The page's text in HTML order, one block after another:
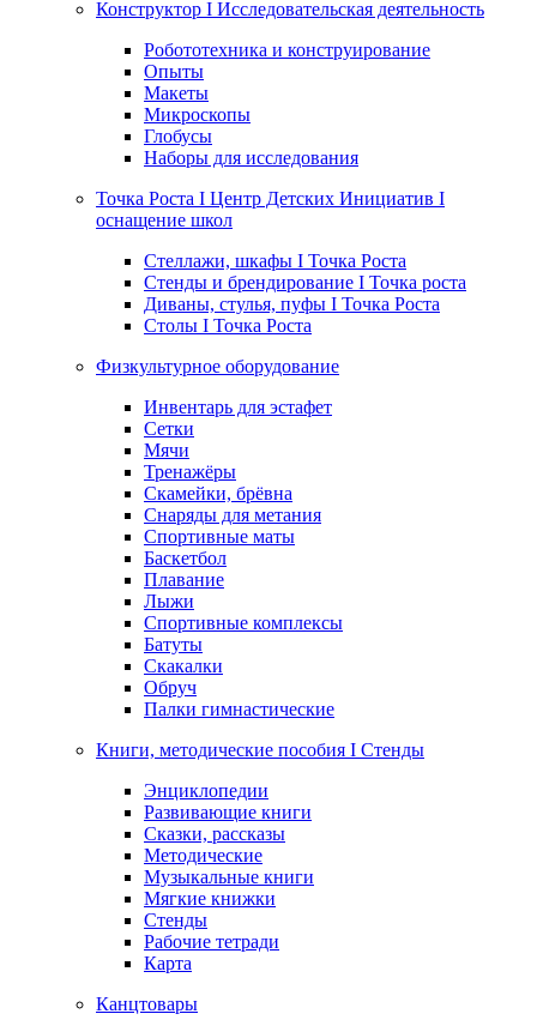
Конструктор I Исследовательская деятельность
Робототехника и конструирование
Опыты
Макеты
Микроскопы
Глобусы
Наборы для исследования
Точка Роста I Центр Детских Инициатив I
оснащение школ
Стеллажи, шкафы I Точка Роста
Стенды и брендирование I Точка роста
Диваны, стулья, пуфы I Точка Роста
Столы I Точка Роста
Физкультурное оборудование
Инвентарь для эстафет
Сетки
Мячи
Тренажёры
Скамейки, брёвна
Снаряды для метания
Спортивные маты
Баскетбол
Плавание
Лыжи
Спортивные комплексы
Батуты
Скакалки
Обруч
Палки гимнастические
Книги, методические пособия I Стенды
Энциклопедии
Развивающие книги
Сказки, рассказы
Методические
Музыкальные книги
Мягкие книжки
Стенды
Рабочие тетради
Карта
Канцтовары